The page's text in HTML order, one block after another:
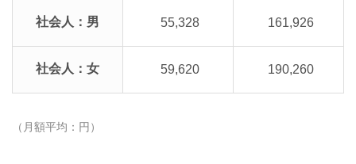
社会人：男 55,328 161,926
社会人：女 59,620 190,260
（月額平均：円）